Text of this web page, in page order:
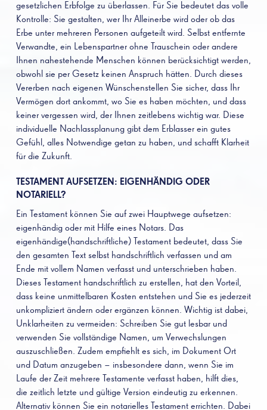
gesetzlichen Erbfolge zu überlassen. Für Sie bedeutet das volle
Kontrolle: Sie gestalten, wer Ihr Alleinerbe wird oder ob das
Erbe unter mehreren Personen aufgeteilt wird. Selbst entfernte
Verwandte, ein Lebenspartner ohne Trauschein oder andere
Ihnen nahestehende Menschen können berücksichtigt werden,
obwohl sie per Gesetz keinen Anspruch hätten. Durch dieses
Vererben nach eigenen Wünschenstellen Sie sicher, dass Ihr
Vermögen dort ankommt, wo Sie es haben möchten, und dass
keiner vergessen wird, der Ihnen zeitlebens wichtig war. Diese
individuelle Nachlassplanung gibt dem Erblasser ein gutes
Gefühl, alles Notwendige getan zu haben, und schafft Klarheit
für die Zukunft.
TESTAMENT AUFSETZEN: EIGENHÄNDIG ODER
NOTARIELL?
Ein Testament können Sie auf zwei Hauptwege aufsetzen:
eigenhändig oder mit Hilfe eines Notars. Das
eigenhändige(handschriftliche) Testament bedeutet, dass Sie
den gesamten Text selbst handschriftlich verfassen und am
Ende mit vollem Namen verfasst und unterschrieben haben.
Dieses Testament handschriftlich zu erstellen, hat den Vorteil,
dass keine unmittelbaren Kosten entstehen und Sie es jederzeit
unkompliziert ändern oder ergänzen können. Wichtig ist dabei,
Unklarheiten zu vermeiden: Schreiben Sie gut lesbar und
verwenden Sie vollständige Namen, um Verwechslungen
auszuschließen. Zudem empfiehlt es sich, im Dokument Ort
und Datum anzugeben – insbesondere dann, wenn Sie im
Laufe der Zeit mehrere Testamente verfasst haben, hilft dies,
die zeitlich letzte und gültige Version eindeutig zu erkennen.
Alternativ können Sie ein notarielles Testament errichten. Dabei